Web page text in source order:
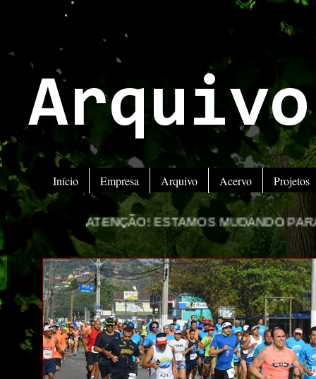
Início Empresa Arquivo Acervo Projetos
ESTAMOS MUDANDO PARA O NOVO